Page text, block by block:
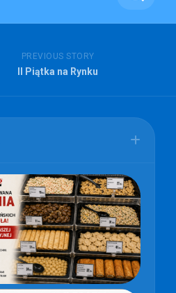
PREVIOUS STORY
II Piątka na Rynku